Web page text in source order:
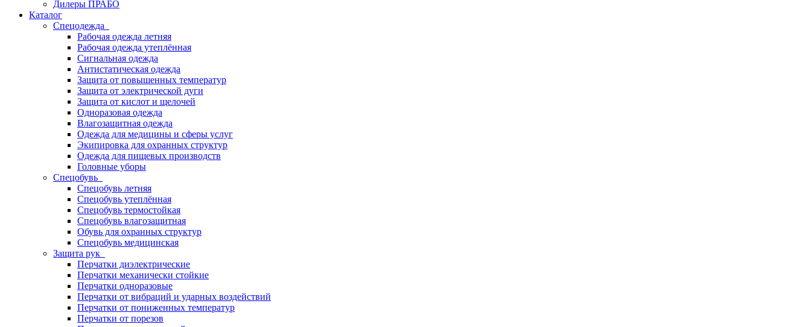
Дилеры ПРАБО
Каталог
Спецодежда
Рабочая одежда летняя
Рабочая одежда утеплённая
Сигнальная одежда
Антистатическая одежда
Защита от повышенных температур
Защита от электрической дуги
Защита от кислот и щелочей
Одноразовая одежда
Влагозащитная одежда
Одежда для медицины и сферы услуг
Экипировка для охранных структур
Одежда для пищевых производств
Головные уборы
Спецобувь
Спецобувь летняя
Спецобувь утеплённая
Спецобувь термостойкая
Спецобувь влагозащитная
Обувь для охранных структур
Спецобувь медицинская
Защита рук
Перчатки диэлектрические
Перчатки механически стойкие
Перчатки одноразовые
Перчатки от вибраций и ударных воздействий
Перчатки от пониженных температур
Перчатки от порезов